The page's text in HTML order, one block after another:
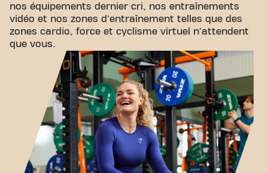
nos équipements dernier cri, nos entraînements
vidéo et nos zones d'entraînement telles que des
zones cardio, force et cyclisme virtuel n'attendent
que vous.